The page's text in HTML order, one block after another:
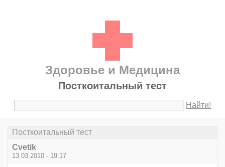
Здоровье и Медицина
Посткоитальный тест
Найти!
Посткоитальный тест
Cvetik
13.03.2010 - 19:17